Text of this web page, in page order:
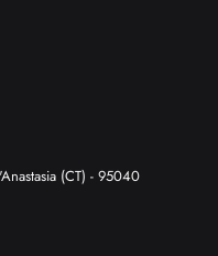
(CT) - 95040